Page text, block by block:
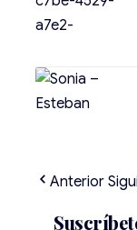
Anterior